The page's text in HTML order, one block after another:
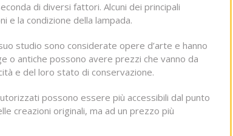
di diversi fattori. Alcuni dei principali
e la condizione della lampada.
studio sono considerate opere d’arte e hanno
o antiche possono avere prezzi che vanno da
e del loro stato di conservazione.
possono essere più accessibili dal punto
creazioni originali, ma ad un prezzo più